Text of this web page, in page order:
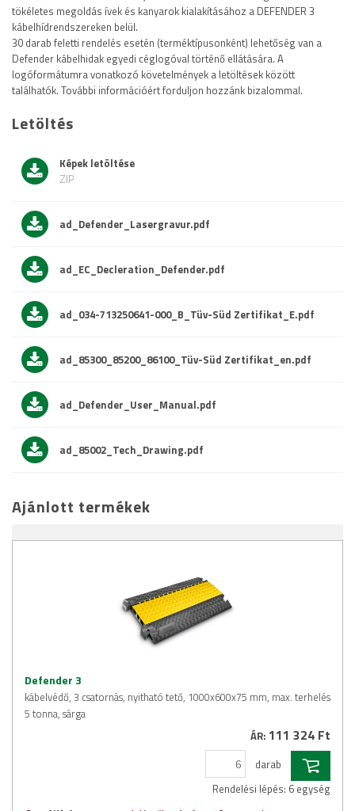
tökéletes megoldás ívek és kanyarok kialakításához a DEFENDER 3
kábelhídrendszereken belül.
30 darab feletti rendelés esetén (terméktípusonként) lehetőség van a
Defender kábelhidak egyedi céglogóval történő ellátására. A
logóformátumra vonatkozó követelmények a letöltések között
találhatók. További információért forduljon hozzánk bizalommal.
Letöltés
Képek letöltése
ZIP
ad_Defender_Lasergravur.pdf
ad_EC_Decleration_Defender.pdf
ad_034-713250641-000_B_Tüv-Süd Zertifikat_E.pdf
ad_85300_85200_86100_Tüv-Süd Zertifikat_en.pdf
ad_Defender_User_Manual.pdf
ad_85002_Tech_Drawing.pdf
Ajánlott termékek
Defender 3
kábelvédő, 3 csatornás, nyitható tető, 1000x600x75 mm, max. terhelés
5 tonna, sárga
ÁR: 111 324 Ft
darab
Rendelési lépés: 6 egység